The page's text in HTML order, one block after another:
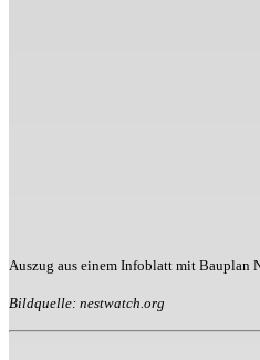
Auszug aus einem Infoblatt mit Bauplan
Bildquelle: nestwatch.org